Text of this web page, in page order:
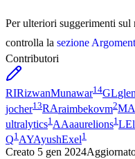
Per ulteriori suggerimenti sul
controlla la sezione
Contributori
RIRizwanMunawar14GL
jocher13RAraimbekovm2MA
ultralytics1 AAaaurelions1 LE
Q1AYAyushExel1
Creato 5 gen 2024